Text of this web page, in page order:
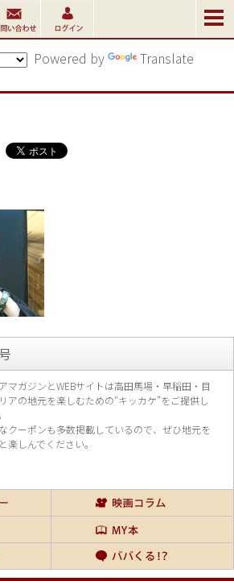
Powered by Translate
マガジンとWEBサイトは高田馬場・早稲田・目
アの地元を楽しむための“キッカケ”をご提供し
クーポンも多数掲載しているので、 ぜひ地元を
楽しんでください。